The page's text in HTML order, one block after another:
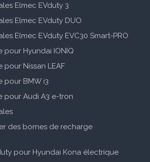
Elmec EVduty 3
Elmec EVduty DUO
Elmec EVduty EVC30 Smart-PRO
pour Hyundai IONIQ
pour Nissan LEAF
pour BMW i3
pour Audi A3 e-tron
des bornes de recharge
pour Hyundai Kona électrique